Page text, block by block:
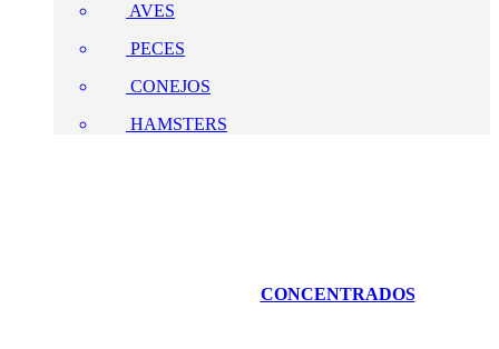
AVES
PECES
CONEJOS
HAMSTERS
CONCENTRADOS